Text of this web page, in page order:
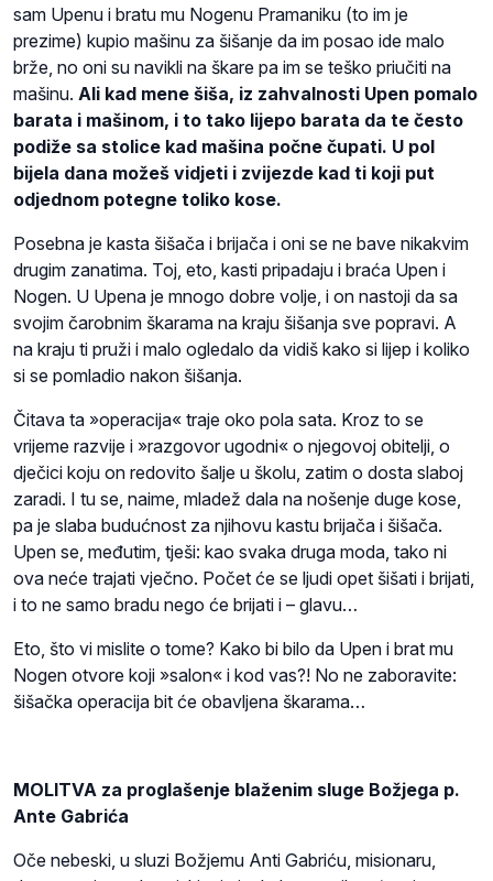
sam Upenu i bratu mu Nogenu Pramaniku (to im je
prezime) kupio mašinu za šišanje da im posao ide malo
brže, no oni su navikli na škare pa im se teško priučiti na
mašinu. Ali kad mene šiša, iz zahvalnosti Upen pomalo
barata i mašinom, i to tako lijepo barata da te često
podiže sa stolice kad mašina počne čupati. U pol
bijela dana možeš vidjeti i zvijezde kad ti koji put
odjednom potegne toliko kose.
Posebna je kasta šišača i brijača i oni se ne bave nikakvim
drugim zanatima. Toj, eto, kasti pripadaju i braća Upen i
Nogen. U Upena je mnogo dobre volje, i on nastoji da sa
svojim čarobnim škarama na kraju šišanja sve popravi. A
na kraju ti pruži i malo ogledalo da vidiš kako si lijep i koliko
si se pomladio nakon šišanja.
Čitava ta »operacija« traje oko pola sata. Kroz to se
vrijeme razvije i »razgovor ugodni« o njegovoj obitelji, o
dječici koju on redovito šalje u školu, zatim o dosta slaboj
zaradi. I tu se, naime, mladež dala na nošenje duge kose,
pa je slaba budućnost za njihovu kastu brijača i šišača.
Upen se, međutim, tješi: kao svaka druga moda, tako ni
ova neće trajati vječno. Počet će se ljudi opet šišati i brijati,
i to ne samo bradu nego će brijati i – glavu…
Eto, što vi mislite o tome? Kako bi bilo da Upen i brat mu
Nogen otvore koji »salon« i kod vas?! No ne zaboravite:
šišačka operacija bit će obavljena škarama…
MOLITVA za proglašenje blaženim sluge Božjega p.
Ante Gabrića
Oče nebeski, u sluzi Božjemu Anti Gabriću, misionaru,